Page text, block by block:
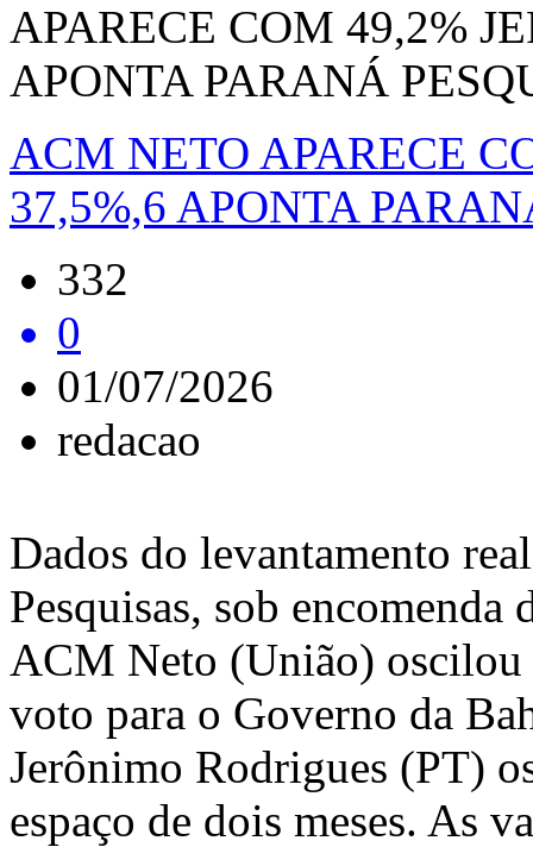
APARECE COM 49,2%
APONTA PARANÁ
ACM NETO APARECE
37,5%,6 APONTA
332
0
01/07/2026
redacao
Dados do levantamento
Pesquisas, sob
ACM Neto (União) oscilou
voto para o Governo da
Jerônimo Rodrigues (PT)
espaço de dois meses. As